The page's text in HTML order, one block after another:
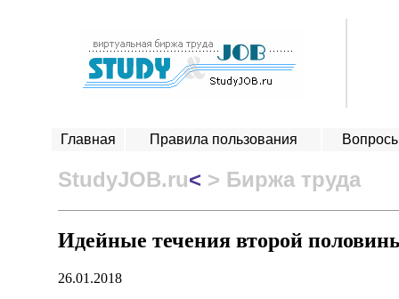
Главная Правила пользования
StudyJOB.ru< > Биржа труда
Идейные течения второй
26.01.2018